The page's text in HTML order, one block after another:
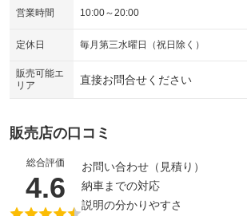
営業時間 10:00～20:00
定休日 毎月第三水曜日（祝日除く）
販売可能エ
リア
直接お問合せください
販売店の口コミ
総合評価
4.6 （5点満点中）
お問い合わせ（見積り）
納車までの対応
説明の分かりやすさ